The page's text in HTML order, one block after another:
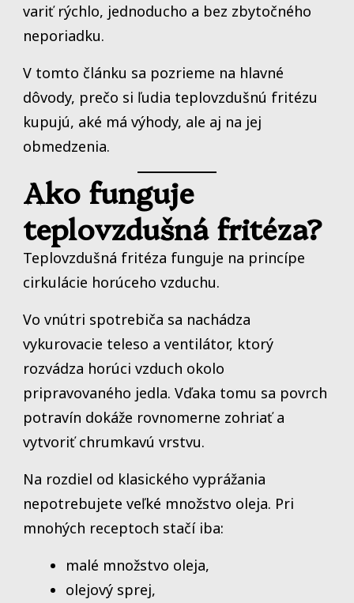
variť rýchlo, jednoducho a bez zbytočného
neporiadku.
V tomto článku sa pozrieme na hlavné
dôvody, prečo si ľudia teplovzdušnú fritézu
kupujú, aké má výhody, ale aj na jej
obmedzenia.
Ako funguje
teplovzdušná fritéza?
Teplovzdušná fritéza funguje na princípe
cirkulácie horúceho vzduchu.
Vo vnútri spotrebiča sa nachádza
vykurovacie teleso a ventilátor, ktorý
rozvádza horúci vzduch okolo
pripravovaného jedla. Vďaka tomu sa povrch
potravín dokáže rovnomerne zohriať a
vytvoriť chrumkavú vrstvu.
Na rozdiel od klasického vyprážania
nepotrebujete veľké množstvo oleja. Pri
mnohých receptoch stačí iba:
malé množstvo oleja,
olejový sprej,